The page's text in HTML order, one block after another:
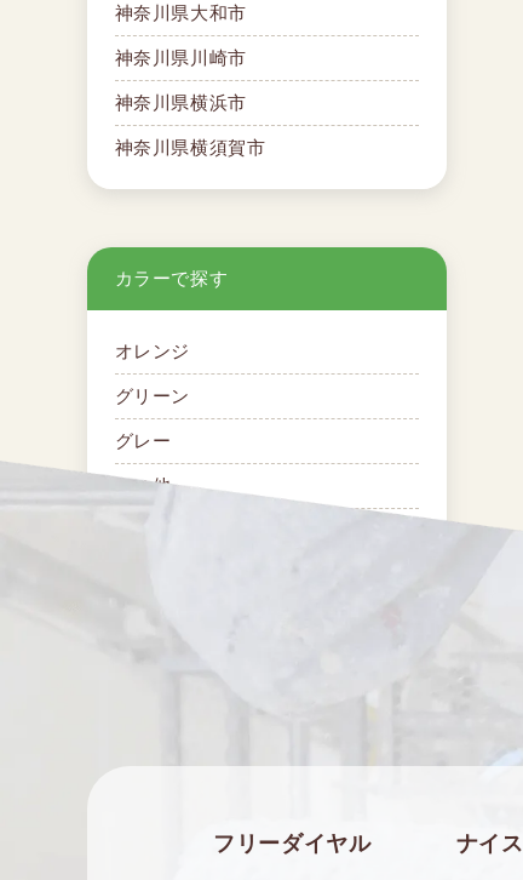
神奈川県大和市
神奈川県川崎市
神奈川県横浜市
神奈川県横須賀市
カラーで探す
オレンジ
グリーン
グレー
その他
フリーダイヤル ナイス